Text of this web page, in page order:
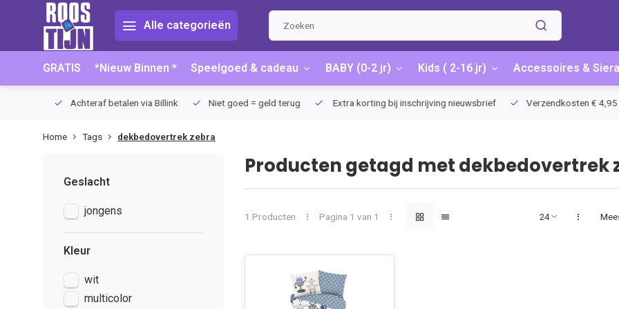
Alle categorieën
GRATIS *Nieuw Binnen * Speelgoed & cadeau BABY (0-2 jr) Kids ( 2-16 jr) Accessoires &
Achteraf betalen via Billink Niet goed = geld terug Extra korting bij inschrijving nieuwsbrief Verzendkosten € 4,95 /
Home Tags dekbedovertrek zebra
Geslacht
jongens
Kleur
wit
multicolor
Producten getagd met dekbedovertrek
1 Producten Pagina 1 van 1